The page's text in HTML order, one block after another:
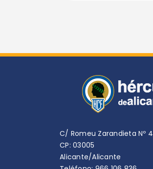
C/ Romeu Zarandieta Nº 4
CP: 03005
Alicante/Alicante